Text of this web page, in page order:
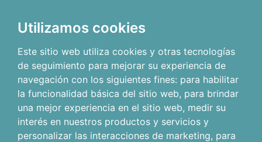
Utilizamos cookies
Este sitio web utiliza cookies y otras tecnologías
de seguimiento para mejorar su experiencia de
navegación con los siguientes fines: para habilitar
la funcionalidad básica del sitio web, para brindar
una mejor experiencia en el sitio web, medir su
interés en nuestros productos y servicios y
personalizar las interacciones de marketing, para